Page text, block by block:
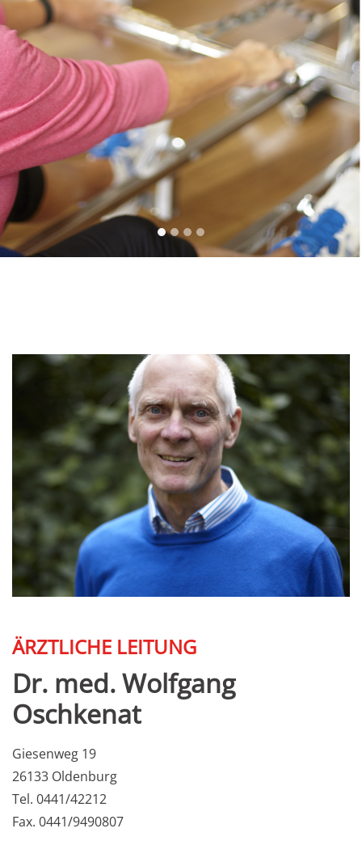
ÄRZTLICHE LEITUNG
Dr. med. Wolfgang
Oschkenat
Giesenweg 19
26133 Oldenburg
Tel. 0441/42212
Fax. 0441/9490807